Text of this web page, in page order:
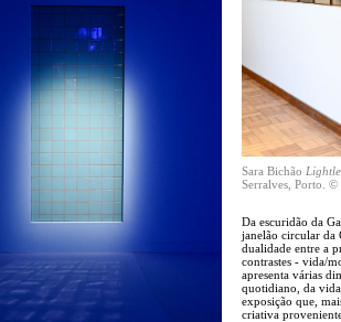
Sara Bichão
Serralves, Porto.
Da escuridão da
janelão circular da
dualidade entre a
contrastes - vida/
apresenta várias
quotidiano, da
exposição que,
criativa